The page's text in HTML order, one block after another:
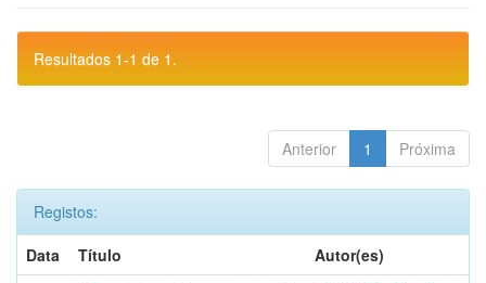
Resultados 1-1 de 1.
Anterior 1 Próxima
Registos:
Data
Título
Autor(es)